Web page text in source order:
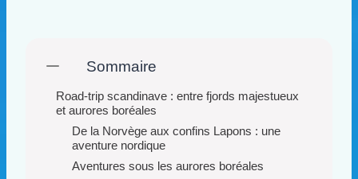
Sommaire
Road-trip scandinave : entre fjords majestueux
et aurores boréales
De la Norvège aux confins Lapons : une
aventure nordique
Aventures sous les aurores boréales